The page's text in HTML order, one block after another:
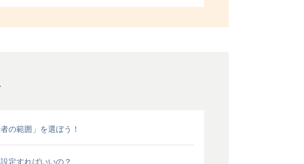
の範囲」を選ぼう！
定すればいいの？